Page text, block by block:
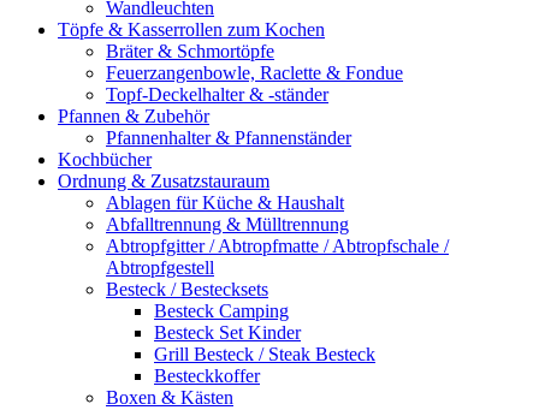
Wandleuchten
Töpfe & Kasserrollen zum Kochen
Bräter & Schmortöpfe
Feuerzangenbowle, Raclette & Fondue
Topf-Deckelhalter & -ständer
Pfannen & Zubehör
Pfannenhalter & Pfannenständer
Kochbücher
Ordnung & Zusatzstauraum
Ablagen für Küche & Haushalt
Abfalltrennung & Mülltrennung
Abtropfgitter / Abtropfmatte / Abtropfschale /
Abtropfgestell
Besteck / Bestecksets
Besteck Camping
Besteck Set Kinder
Grill Besteck / Steak Besteck
Besteckkoffer
Boxen & Kästen